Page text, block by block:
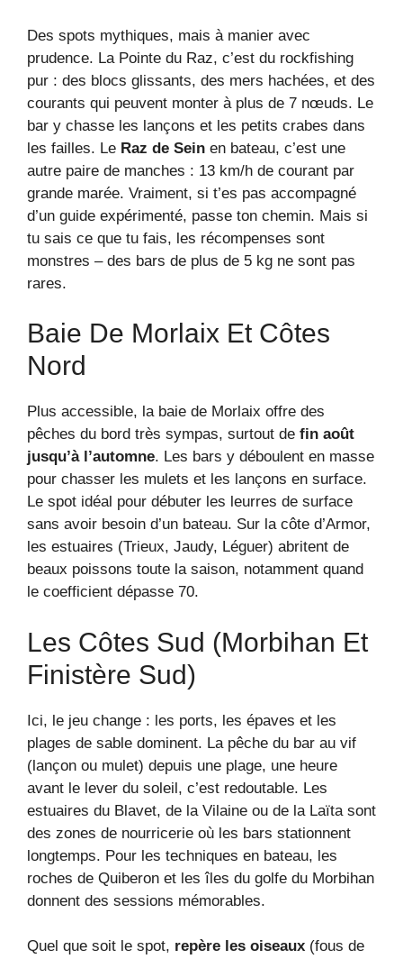
Des spots mythiques, mais à manier avec
prudence. La Pointe du Raz, c’est du rockfishing
pur : des blocs glissants, des mers hachées, et des
courants qui peuvent monter à plus de 7 nœuds. Le
bar y chasse les lançons et les petits crabes dans
les failles. Le Raz de Sein en bateau, c’est une
autre paire de manches : 13 km/h de courant par
grande marée. Vraiment, si t’es pas accompagné
d’un guide expérimenté, passe ton chemin. Mais si
tu sais ce que tu fais, les récompenses sont
monstres – des bars de plus de 5 kg ne sont pas
rares.
Baie De Morlaix Et Côtes
Nord
Plus accessible, la baie de Morlaix offre des
pêches du bord très sympas, surtout de fin août
jusqu’à l’automne. Les bars y déboulent en masse
pour chasser les mulets et les lançons en surface.
Le spot idéal pour débuter les leurres de surface
sans avoir besoin d’un bateau. Sur la côte d’Armor,
les estuaires (Trieux, Jaudy, Léguer) abritent de
beaux poissons toute la saison, notamment quand
le coefficient dépasse 70.
Les Côtes Sud (Morbihan Et
Finistère Sud)
Ici, le jeu change : les ports, les épaves et les
plages de sable dominent. La pêche du bar au vif
(lançon ou mulet) depuis une plage, une heure
avant le lever du soleil, c’est redoutable. Les
estuaires du Blavet, de la Vilaine ou de la Laïta sont
des zones de nourricerie où les bars stationnent
longtemps. Pour les techniques en bateau, les
roches de Quiberon et les îles du golfe du Morbihan
donnent des sessions mémorables.
Quel que soit le spot, repère les oiseaux (fous de